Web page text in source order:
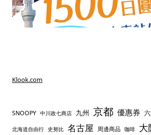
Klook.com
SNOOPY 中川政七商店 九州 京都 優惠券
北海道自由行 史努比 名古屋 周邊商品 咖啡 大